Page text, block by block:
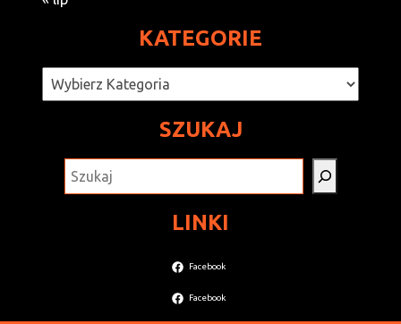
KATEGORIE
Kategorie
SZUKAJ
LINKI
Facebook
Facebook